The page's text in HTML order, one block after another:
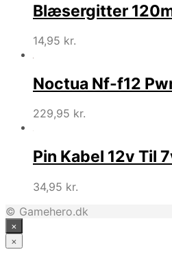
Blæsergitter
14,95 kr.
Noctua Nf-f12
229,95 kr.
Pin Kabel 12v Til
34,95 kr.
© Gamehero.dk
×
×